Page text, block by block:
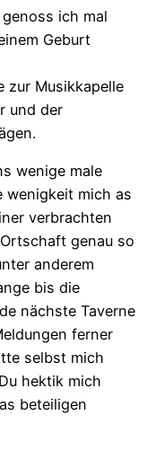
ich mal
Geburt
zur Musikkapelle
und der
wenige male
wenigkeit mich as
verbrachten
genau so
anderem
bis die
nächste Taverne
ferner
selbst mich
hektik mich
beteiligen